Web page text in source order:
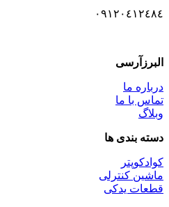
٠٩١٢٠٤١٢٤٨٤
البرزآرسی
درباره ما
تماس با ما
وبلاگ
دسته بندی ها
کوادکوپتر
ماشین کنترلی
قطعات یدکی